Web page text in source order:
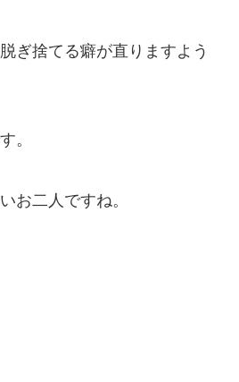
ぎ捨てる癖が直りますよう
。
お二人ですね。